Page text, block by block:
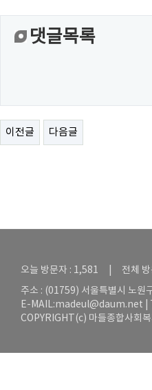
댓글목록
이전글 다음글
오늘 방문자 : 1,581 | 전체 방
주소 : (01759) 서울특별시 노원
E-MAIL:madeul@daum.net
COPYRIGHT(c) 마들종합사회